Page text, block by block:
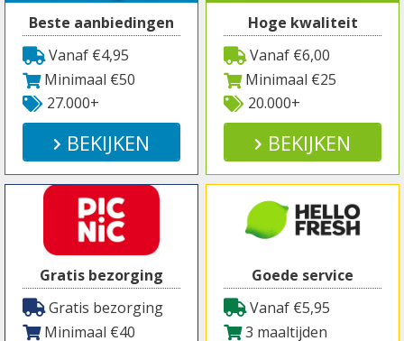
Beste aanbiedingen
Vanaf €4,95
Minimaal €50
27.000+
BEKIJKEN
Hoge kwaliteit
Vanaf €6,00
Minimaal €25
20.000+
BEKIJKEN
Gratis bezorging
Gratis bezorging
Minimaal €40
Goede service
Vanaf €5,95
3 maaltijden